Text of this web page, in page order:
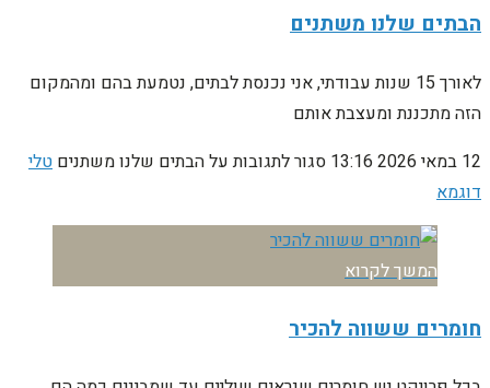
הבתים שלנו משתנים
לאורך 15 שנות עבודתי, אני נכנסת לבתים, נטמעת בהם ומהמקום
הזה מתכננת ומעצבת אותם
12 במאי 2026
13:16 סגור לתגובותעל הבתים שלנו משתנים טלי
דוגמא
המשך לקרוא
חומרים ששווה להכיר